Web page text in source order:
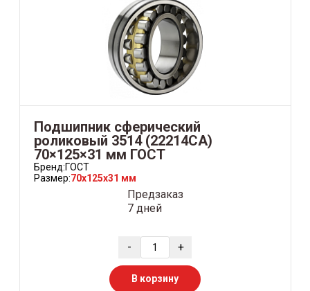
Подшипник сферический
роликовый 3514 (22214СА)
70×125×31 мм ГОСТ
Бренд:ГОСТ
Размер:70x125x31 мм
Предзаказ
7 дней
- +
В корзину